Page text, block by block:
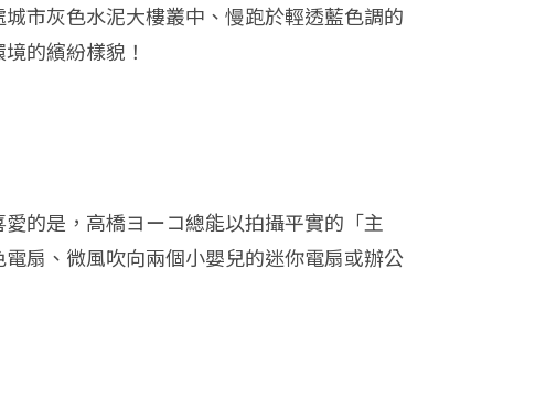
市灰色水泥大樓叢中、慢跑於輕透藍色調的
的繽紛樣貌！
的是，高橋ヨーコ總能以拍攝平實的「主
扇、微風吹向兩個小嬰兒的迷你電扇或辦公